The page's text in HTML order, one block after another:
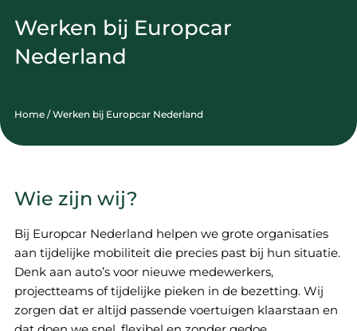
Werken bij Europcar
Nederland
Home/Werken bij Europcar Nederland
Wie zijn wij?
Bij Europcar Nederland helpen we grote organisaties
aan tijdelijke mobiliteit die precies past bij hun situatie.
Denk aan auto’s voor nieuwe medewerkers,
projectteams of tijdelijke pieken in de bezetting. Wij
zorgen dat er altijd passende voertuigen klaarstaan en